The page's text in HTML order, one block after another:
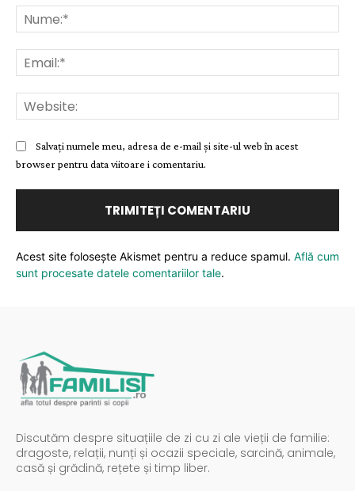
Salvați numele meu, adresa de e-mail și site-ul web în acest
browser pentru data viitoare i comentariu.
Acest site folosește Akismet pentru a reduce spamul. Află cum
sunt procesate datele comentariilor tale.
Discutăm despre situațiile de zi cu zi ale vieții de familie:
dragoste, relații, nunți și ocazii speciale, sarcină, animale,
casă și grădină, rețete și timp liber.